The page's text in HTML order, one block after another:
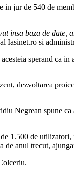
in jur de 540 de
insa baza de date,
Iasinet.ro si
sperand ca in
dezvoltarea
Negrean spune ca
1.500 de utilizatori,
de anul trecut,